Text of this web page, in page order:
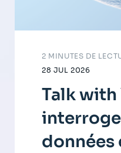
28 JUL 2026
2 MINUTES DE
Talk with
données